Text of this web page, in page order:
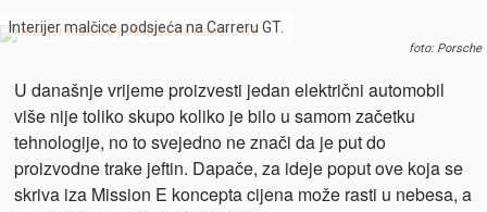
Interijer malčice podsjeća na Carreru GT.
foto: Porsche
U današnje vrijeme proizvesti jedan električni automobil
više nije toliko skupo koliko je bilo u samom začetku
tehnologije, no to svejedno ne znači da je put do
proizvodne trake jeftin. Dapače, za ideje poput ove koja se
skriva iza Mission E koncepta cijena može rasti u nebesa, a